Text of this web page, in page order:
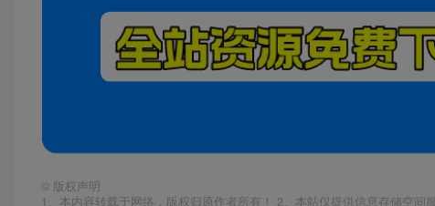
© 版权声明
1、本内容转载于网络，版权归原作者所有！ 2、本站仅提供信息存储空